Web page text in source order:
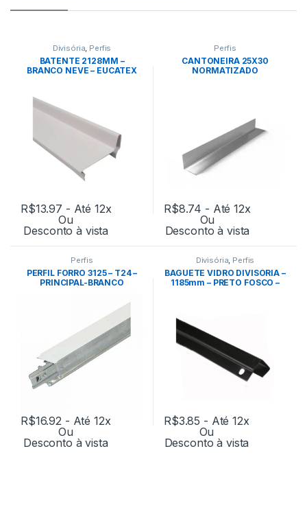
Divisória, Perfis
BATENTE 2128MM –
BRANCO NEVE – EUCATEX
R$13.97 - Até 12x
Ou
Desconto à vista
Perfis
CANTONEIRA 25X30
NORMATIZADO
R$8.74 - Até 12x
Ou
Desconto à vista
Perfis
PERFIL FORRO 3125 – T24 –
PRINCIPAL-BRANCO
R$16.92 - Até 12x
Ou
Desconto à vista
Divisória, Perfis
BAGUETE VIDRO DIVISÓRIA –
1185mm – PRETO FOSCO –
R$3.85 - Até 12x
Ou
Desconto à vista